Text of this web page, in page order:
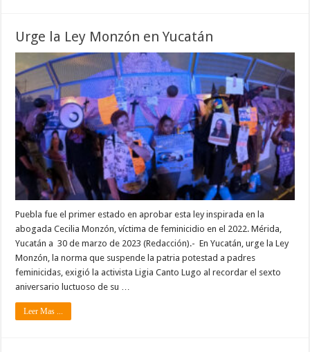
Urge la Ley Monzón en Yucatán
Puebla fue el primer estado en aprobar esta ley inspirada en la
abogada Cecilia Monzón, víctima de feminicidio en el 2022. Mérida,
Yucatán a 30 de marzo de 2023 (Redacción).- En Yucatán, urge la Ley
Monzón, la norma que suspende la patria potestad a padres
feminicidas, exigió la activista Ligia Canto Lugo al recordar el sexto
aniversario luctuoso de su …
Leer Mas ...